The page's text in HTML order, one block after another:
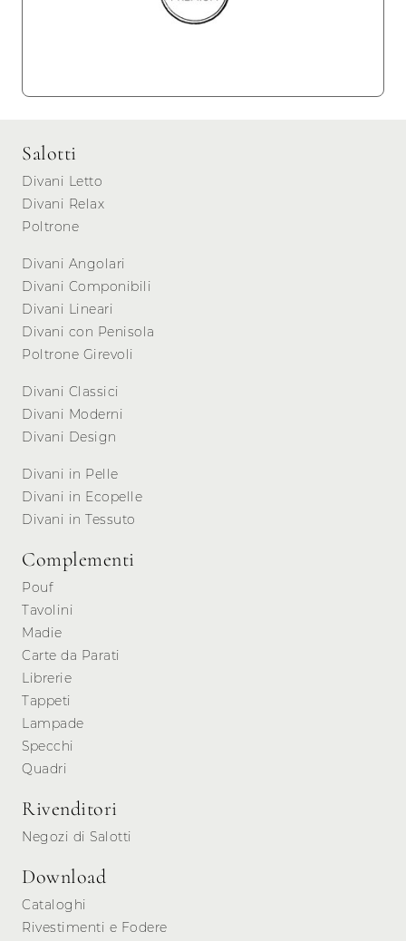
Salotti
Divani Letto
Divani Relax
Poltrone
Divani Angolari
Divani Componibili
Divani Lineari
Divani con Penisola
Poltrone Girevoli
Divani Classici
Divani Moderni
Divani Design
Divani in Pelle
Divani in Ecopelle
Divani in Tessuto
Complementi
Pouf
Tavolini
Madie
Carte da Parati
Librerie
Tappeti
Lampade
Specchi
Quadri
Rivenditori
Negozi di Salotti
Download
Cataloghi
Rivestimenti e Fodere